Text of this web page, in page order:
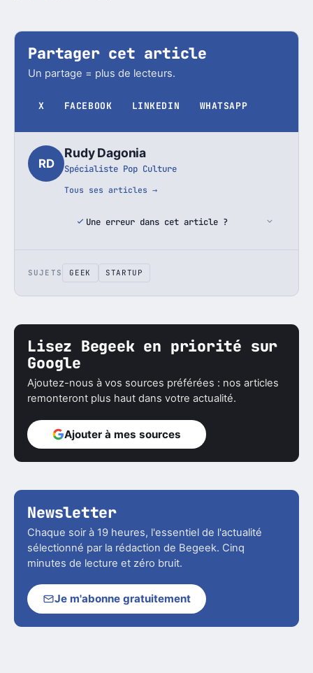
Partager cet article
Un partage = plus de lecteurs.
X FACEBOOK LINKEDIN WHATSAPP
RD
Rudy Dagonia
Spécialiste Pop Culture
Tous ses articles →
Une erreur dans cet article ?
SUJETS GEEK STARTUP
Lisez Begeek en priorité sur
Google
Ajoutez-nous à vos sources préférées : nos articles
remonteront plus haut dans votre actualité.
Ajouter à mes sources
Newsletter
Chaque soir à 19 heures, l'essentiel de l'actualité
sélectionné par la rédaction de Begeek. Cinq
minutes de lecture et zéro bruit.
Je m'abonne gratuitement